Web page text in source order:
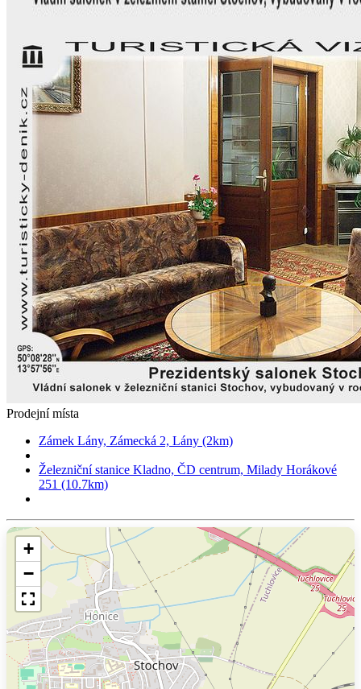
Prodejní místa
Zámek Lány, Zámecká 2, Lány (2km)
Železniční stanice Kladno, ČD centrum, Milady Horákové
251 (10.7km)
+
−